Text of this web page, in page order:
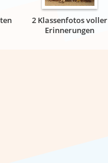
2 Klassenfotos voller
Erinnerungen